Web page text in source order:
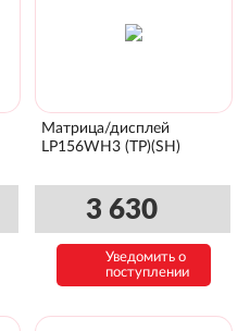
Матрица/дисплей
LP156WH3 (TP)(SH)
3 630
Уведомить о
поступлении